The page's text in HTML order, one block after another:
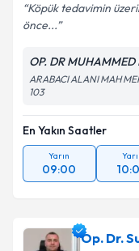
Köpük tedavimin
önce...
OP. DR
ARABACI ALANI MAH
103
En Yakın Saatler
Yarın
09:00
Op. Dr.